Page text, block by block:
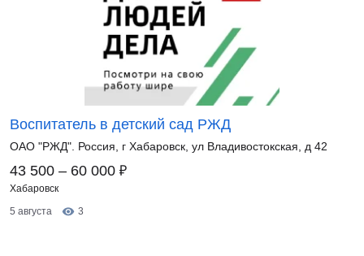
Воспитатель в детский сад РЖД
ОАО "РЖД". Россия, г Хабаровск, ул Владивостокская, д 42
43 500 – 60 000 ₽
Хабаровск
5 августа
3